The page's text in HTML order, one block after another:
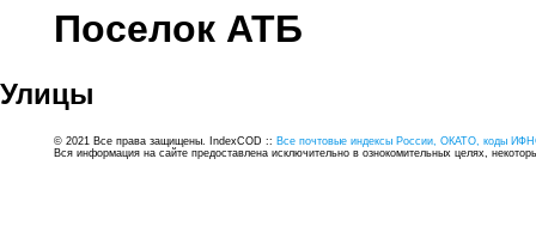
Поселок АТБ
Улицы
© 2021 Все права защищены. IndexCOD :: Все почтовые индексы России, ОКАТО, коды
Вся информация на сайте предоставлена исключительно в ознокомительных целях,